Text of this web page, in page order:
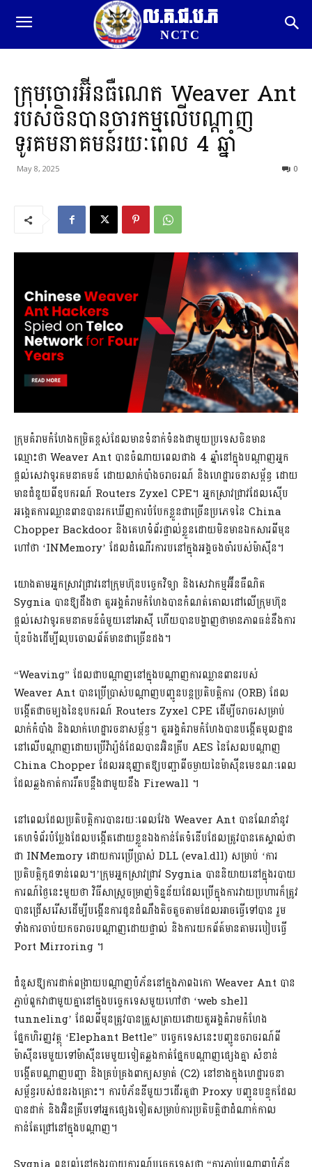
ល.គ.ជ.ប.ភ
NCTC
ក្រុមចោរអ៊ីនធឺណេត Weaver Ant
របស់ចិនបានចារកម្មលើបណ្តាញ
ទូរគមនាគមន៍រយៈពេល 4 ឆ្នាំ
May 8, 2025 0
ក្រុមគំរាមកំហែងកម្រិតខ្ពស់ដែលមានទំនាក់ទំនងជាមួយប្រទេសចិនមាន
ឈ្មោះថា Weaver Ant បានចំណាយពេលជាង 4 ឆ្នាំនៅក្នុងបណ្តាញអ្នក
ផ្តល់សេវាទូរគមនាគមន៍ ដោយលាក់បាំងចរាចរណ៍ និងហេដ្ឋារចនាសម្ព័ន្ធ ដោយ
មានជំនួយពីឧបករណ៍ Routers Zyxel CPE។ អ្នកស្រាវជ្រាវដែលស៊ើប
អង្កេតការឈ្លានពានបានរកឃើញការបំបែកខ្លួនជាច្រើនប្រភេទនៃ China
Chopper Backdoor និងគេហទំព័រផ្ទាល់ខ្លួនដោយមិនមានឯកសារពីមុន
ហៅថា ‘INMemory’ ដែលដំណើរការបនៅក្នុងអង្គចងចាំរបស់ម៉ាស៊ីន។
យោងតាមអ្នកស្រាវជ្រាវនៅក្រុមហ៊ុនបច្ចេកវិទ្យា និងសេវាកម្មអ៊ីនធឺណិត
Sygnia បានឱ្យដឹងថា តួអង្គគំរាមកំហែងបានកំណត់គោលដៅលើក្រុមហ៊ុន
ផ្តល់សេវាទូរគមនាគមន៍ធំមួយនៅអាស៊ី ហើយបានបង្ហាញថាមានភាពធន់នឹងការ
ប៉ុនប៉ងដើម្បីលុបចោលព័ត៍មានជាច្រើនដង។
“Weaving” ដែលជាបណ្តាញនៅក្នុងបណ្តាញការឈ្លានពានរបស់
Weaver Ant បានប្រើប្រាស់បណ្តាញបញ្ជូនបន្តប្រតិបត្តិការ (ORB) ដែល
បង្កើតជាចម្បងនៃឧបករណ៍ Routers Zyxel CPE ដើម្បីចរាចរសម្រាប់
លាក់កំបាំង និងលាក់ហេដ្ឋារចនាសម្ព័ន្ធ។ តួអង្គគំរាមកំហែងបានបង្កើតមូលដ្ឋាន
នៅលើបណ្តាញដោយប្រើវ៉ារ្យ៉ង់ដែលបានអ៊ិនគ្រីប AES នៃសែលបណ្តាញ
China Chopper ដែលអនុញ្ញាតឱ្យបញ្ជាពីចម្ងាយនៃម៉ាស៊ីនមេខណៈពេល
ដែលឆ្លងកាត់ការរឹតបន្តឹងជាមួយនឹង Firewall ។
នៅពេលដែលប្រតិបត្តិការបានរយៈពេលវែង Weaver Ant បានណែនាំនូវ
គេហទំព័របំប្លែងដែលបង្កើតដោយខ្លួនឯងកាន់តែទំនើបដែលត្រូវបានគេស្គាល់ថា
ជា INMemory ដោយការប្រើប្រាស់ DLL (eval.dll) សម្រាប់ ‘ការ
ប្រតិបត្តិកូដទាន់ពេល។’ក្រុមអ្នកស្រាវជ្រាវ Sygnia បាននិយាយនៅក្នុងរបាយ
ការណ៍ថ្ងៃនេះមួយថា វិធីសាស្ត្រចម្រាញ់ទិន្នន័យដែលប្រើក្នុងការវាយប្រហារក៏ត្រូវ
បានជ្រើសរើសដើម្បីបង្កើនការជូនដំណឹងតិចតួចតាមដែលអាចធ្វើទៅបាន រួម
ទាំងការចាប់យកចរាចរបណ្តាញដោយផ្ទាល់ និងការយកព័ត៍មានតាមរបៀបធ្វើ
Port Mirroring ។
ជំនួសឱ្យការដាក់ពង្រាយបណ្តាញបំភ័ននៅក្នុងភាពឯកោ Weaver Ant បាន
ភ្ជាប់ពួកវាជាមួយគ្នានៅក្នុងបច្ចេកទេសមួយហៅថា ‘web shell
tunneling’ ដែលពីមុនត្រូវបានត្រួសត្រាយដោយតួអង្គគំរាមកំហែង
ផ្នែកហិរញ្ញវត្ថុ ‘Elephant Bettle” បច្ចេកទេសនេះបញ្ជូនចរាចរណ៍ពី
ម៉ាស៊ីនមេមួយទៅម៉ាស៊ីនមេមួយទៀតឆ្លងកាត់ផ្នែកបណ្តាញផ្សេងគ្នា សំខាន់
បង្កើតបណ្តាញបញ្ជា និងគ្រប់គ្រងពាក្យសម្ងាត់ (C2) នៅខាងក្នុងហេដ្ឋារចនា
សម្ព័ន្ធរបស់ជនរងគ្រោះ។ ការបំភ័ននីមួយៗដើរតួជា ​Proxy បញ្ជូនបន្ទុកដែល
បានដាក់ និងអ៊ិនគ្រីបទៅអ្នកផ្សេងទៀតសម្រាប់ការប្រតិបត្តិជាដំណាក់កាល
កាន់តែជ្រៅនៅក្នុងបណ្តាញ។